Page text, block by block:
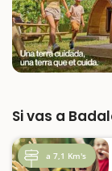
Si vas a
a 7,1 Km's